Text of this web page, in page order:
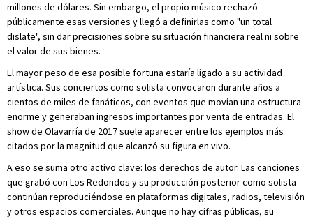
millones de dólares. Sin embargo, el propio músico rechazó
públicamente esas versiones y llegó a definirlas como "un total
dislate", sin dar precisiones sobre su situación financiera real ni sobre
el valor de sus bienes.
El mayor peso de esa posible fortuna estaría ligado a su actividad
artística. Sus conciertos como solista convocaron durante años a
cientos de miles de fanáticos, con eventos que movían una estructura
enorme y generaban ingresos importantes por venta de entradas. El
show de Olavarría de 2017 suele aparecer entre los ejemplos más
citados por la magnitud que alcanzó su figura en vivo.
A eso se suma otro activo clave: los derechos de autor. Las canciones
que grabó con Los Redondos y su producción posterior como solista
continúan reproduciéndose en plataformas digitales, radios, televisión
y otros espacios comerciales. Aunque no hay cifras públicas, su